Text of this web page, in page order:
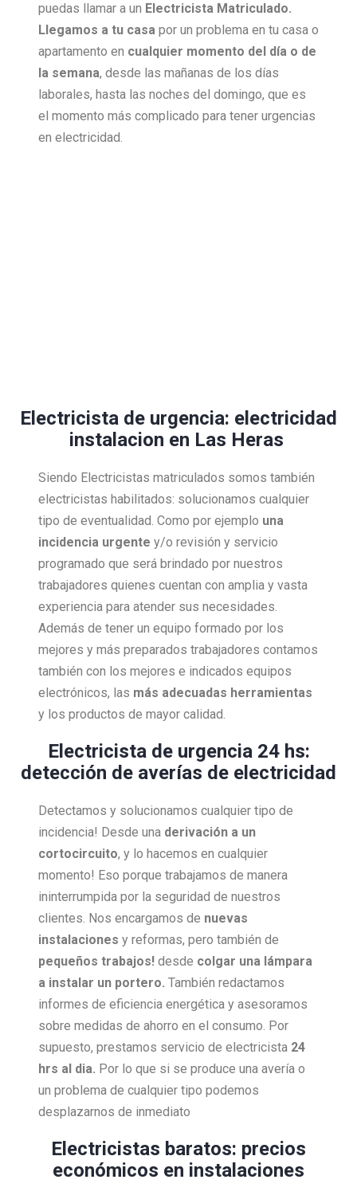
puedas llamar a un Electricista Matriculado.
Llegamos a tu casa por un problema en tu casa o
apartamento en cualquier momento del día o de
la semana, desde las mañanas de los días
laborales, hasta las noches del domingo, que es
el momento más complicado para tener urgencias
en electricidad.
Electricista de urgencia: electricidad
instalacion en Las Heras
Siendo Electricistas matriculados somos también
electricistas habilitados: solucionamos cualquier
tipo de eventualidad. Como por ejemplo una
incidencia urgente y/o revisión y servicio
programado que será brindado por nuestros
trabajadores quienes cuentan con amplia y vasta
experiencia para atender sus necesidades.
Además de tener un equipo formado por los
mejores y más preparados trabajadores contamos
también con los mejores e indicados equipos
electrónicos, las más adecuadas herramientas
y los productos de mayor calidad.
Electricista de urgencia 24 hs:
detección de averías de electricidad
Detectamos y solucionamos cualquier tipo de
incidencia! Desde una derivación a un
cortocircuito, y lo hacemos en cualquier
momento! Eso porque trabajamos de manera
ininterrumpida por la seguridad de nuestros
clientes. Nos encargamos de nuevas
instalaciones y reformas, pero también de
pequeños trabajos! desde colgar una lámpara
a instalar un portero. También redactamos
informes de eficiencia energética y asesoramos
sobre medidas de ahorro en el consumo. Por
supuesto, prestamos servicio de electricista 24
hrs al dia. Por lo que si se produce una avería o
un problema de cualquier tipo podemos
desplazarnos de inmediato
Electricistas baratos: precios
económicos en instalaciones